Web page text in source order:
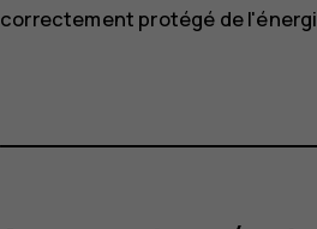
correctement protégé de